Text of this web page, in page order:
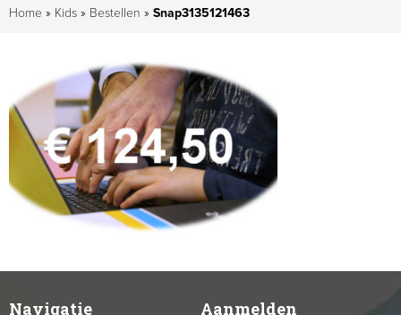
Home » Kids » Bestellen » Snap3135121463
Navigatie Aanmelden